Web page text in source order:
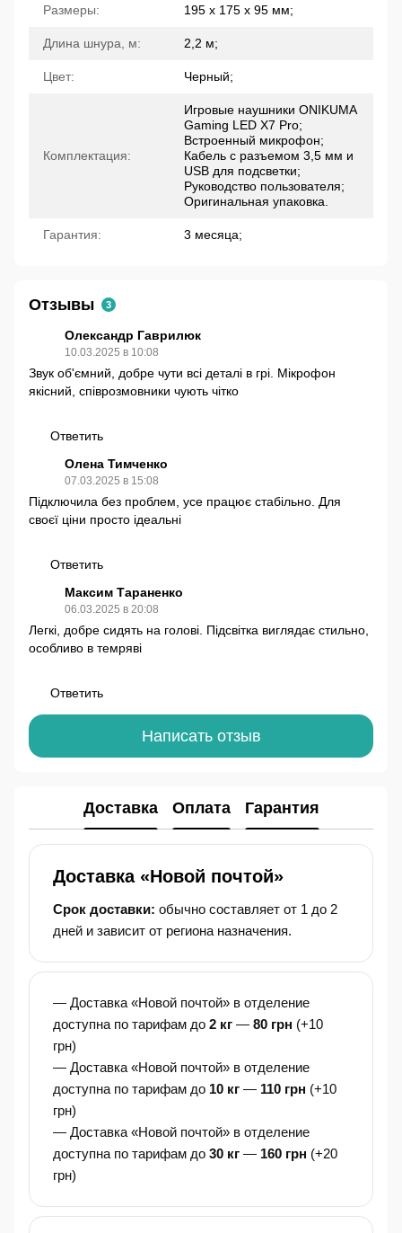
Размеры: 195 х 175 х 95 мм;
Длина шнура, м: 2,2 м;
Цвет: Черный;
Комплектация:
Игровые наушники ONIKUMA
Gaming LED X7 Pro;
Встроенный микрофон;
Кабель с разъемом 3,5 мм и
USB для подсветки;
Руководство пользователя;
Оригинальная упаковка.
Гарантия: 3 месяца;
Отзывы 3
Олександр Гаврилюк
10.03.2025 в 10:08
Звук об'ємний, добре чути всі деталі в грі. Мікрофон
якісний, співрозмовники чують чітко
Ответить
Олена Тимченко
07.03.2025 в 15:08
Підключила без проблем, усе працює стабільно. Для
своєї ціни просто ідеальні
Ответить
Максим Тараненко
06.03.2025 в 20:08
Легкі, добре сидять на голові. Підсвітка виглядає стильно,
особливо в темряві
Ответить
Написать отзыв
Доставка Оплата Гарантия
Доставка «Новой почтой»
Срок доставки: обычно составляет от 1 до 2
дней и зависит от региона назначения.
— Доставка «Новой почтой» в отделение
доступна по тарифам до 2 кг — 80 грн (+10
грн)
— Доставка «Новой почтой» в отделение
доступна по тарифам до 10 кг — 110 грн (+10
грн)
— Доставка «Новой почтой» в отделение
доступна по тарифам до 30 кг — 160 грн (+20
грн)